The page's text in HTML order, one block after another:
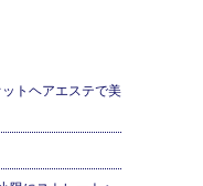
トヘアエステで美